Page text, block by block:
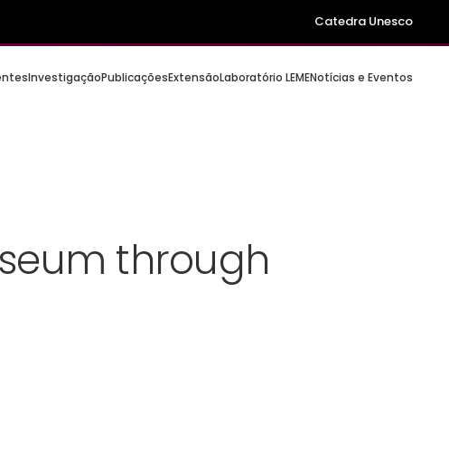
Catedra Unesco
InvestigaçãoPublicaçõesExtensãoLaboratório LEMENotícias e Eventos
through